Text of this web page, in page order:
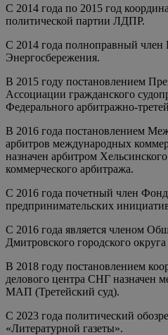
С 2014 года по 2015 год
политической партии ЛДПР.
С 2014 года полноправный
Энергосбережения.
В 2015 году постановлением
Ассоциации гражданского
Федерального арбитражно-
В 2016 года постановлением
арбитров международных
назначен арбитром
коммерческого арбитража.
С 2016 года почетный член
предпринимательских
С 2016 года является членом
Дмитровского городского
В 2018 году постановлением
делового центра СНГ назначен
МАП (Третейский суд).
С 2023 года политический
«Литературной газеты».